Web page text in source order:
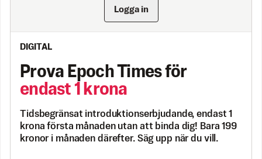
Logga in
DIGITAL
Prova Epoch Times för
endast 1 krona
Tidsbegränsat introduktionserbjudande, endast 1
krona första månaden utan att binda dig! Bara 199
kronor i månaden därefter. Säg upp när du vill.